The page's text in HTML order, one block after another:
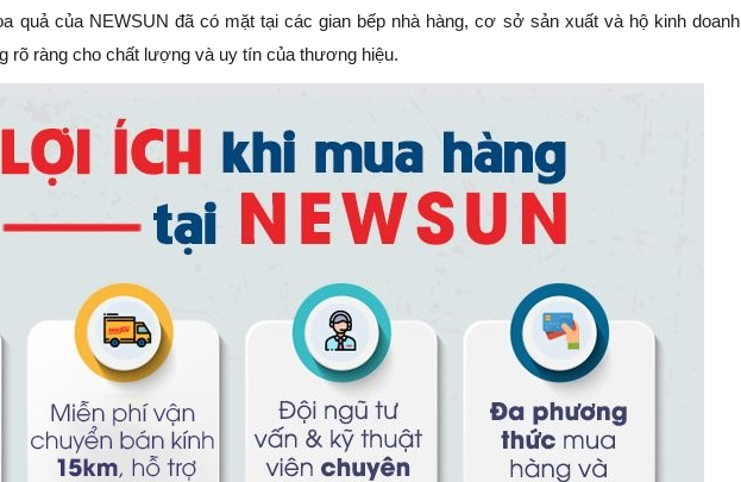
quả của NEWSUN đã có mặt tại các gian bếp nhà hàng, cơ sở sản xuất và hộ kinh doanh
rõ ràng cho chất lượng và uy tín của thương hiệu.